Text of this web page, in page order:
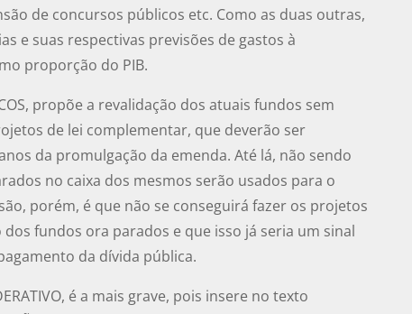
de concursos públicos etc. Como as duas outras,
e suas respectivas previsões de gastos à
proporção do PIB.
propõe a revalidação dos atuais fundos sem
de lei complementar, que deverão ser
da promulgação da emenda. Até lá, não sendo
no caixa dos mesmos serão usados para o
porém, é que não se conseguirá fazer os projetos
fundos ora parados e que isso já seria um sinal
da dívida pública.
é a mais grave, pois insere no texto